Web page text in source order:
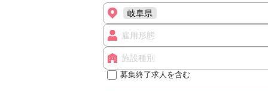
岐阜県
雇用形態
施設種別
募集終了求人を含む